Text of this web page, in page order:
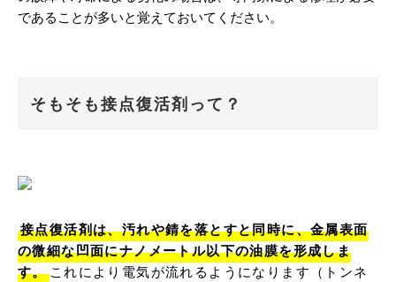
であることが多いと覚えておいてください。
そもそも接点復活剤って？
接点復活剤は、汚れや錆を落とすと同時に、金属表面
の微細な凹面にナノメートル以下の油膜を形成しま
す。これにより電気が流れるようになります（トンネ